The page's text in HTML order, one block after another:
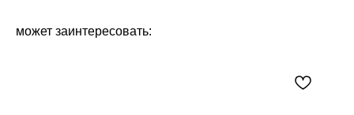
может заинтересовать: